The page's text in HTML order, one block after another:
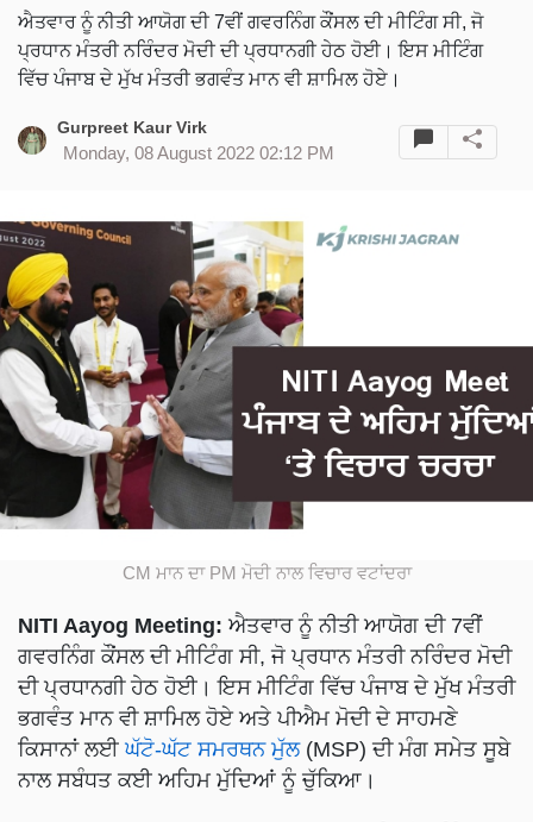
ਐਤਵਾਰ ਨੂੰ ਨੀਤੀ ਆਯੋਗ ਦੀ 7ਵੀਂ ਗਵਰਨਿੰਗ ਕੌਂਸਲ ਦੀ ਮੀਟਿੰਗ ਸੀ, ਜੋ
ਪ੍ਰਧਾਨ ਮੰਤਰੀ ਨਰਿੰਦਰ ਮੋਦੀ ਦੀ ਪ੍ਰਧਾਨਗੀ ਹੇਠ ਹੋਈ। ਇਸ ਮੀਟਿੰਗ
ਵਿੱਚ ਪੰਜਾਬ ਦੇ ਮੁੱਖ ਮੰਤਰੀ ਭਗਵੰਤ ਮਾਨ ਵੀ ਸ਼ਾਮਿਲ ਹੋਏ।
Gurpreet Kaur Virk
Monday, 08 August 2022 02:12 PM
CM ਮਾਨ ਦਾ PM ਮੋਦੀ ਨਾਲ ਵਿਚਾਰ ਵਟਾਂਦਰਾ
NITI Aayog Meeting: ਐਤਵਾਰ ਨੂੰ ਨੀਤੀ ਆਯੋਗ ਦੀ 7ਵੀਂ
ਗਵਰਨਿੰਗ ਕੌਂਸਲ ਦੀ ਮੀਟਿੰਗ ਸੀ, ਜੋ ਪ੍ਰਧਾਨ ਮੰਤਰੀ ਨਰਿੰਦਰ ਮੋਦੀ
ਦੀ ਪ੍ਰਧਾਨਗੀ ਹੇਠ ਹੋਈ। ਇਸ ਮੀਟਿੰਗ ਵਿੱਚ ਪੰਜਾਬ ਦੇ ਮੁੱਖ ਮੰਤਰੀ
ਭਗਵੰਤ ਮਾਨ ਵੀ ਸ਼ਾਮਿਲ ਹੋਏ ਅਤੇ ਪੀਐਮ ਮੋਦੀ ਦੇ ਸਾਹਮਣੇ
ਕਿਸਾਨਾਂ ਲਈ ਘੱਟੋ-ਘੱਟ ਸਮਰਥਨ ਮੁੱਲ(MSP) ਦੀ ਮੰਗ ਸਮੇਤ ਸੂਬੇ
ਨਾਲ ਸਬੰਧਤ ਕਈ ਅਹਿਮ ਮੁੱਦਿਆਂ ਨੂੰ ਚੁੱਕਿਆ।